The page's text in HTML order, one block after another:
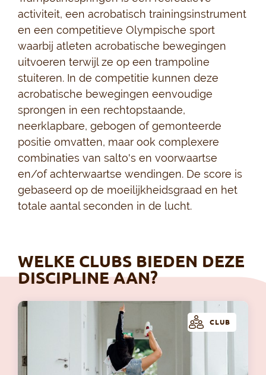
activiteit, een acrobatisch trainingsinstrument
en een competitieve Olympische sport
waarbij atleten acrobatische bewegingen
uitvoeren terwijl ze op een trampoline
stuiteren. In de competitie kunnen deze
acrobatische bewegingen eenvoudige
sprongen in een rechtopstaande,
neerklapbare, gebogen of gemonteerde
positie omvatten, maar ook complexere
combinaties van salto's en voorwaartse
en/of achterwaartse wendingen. De score is
gebaseerd op de moeilijkheidsgraad en het
totale aantal seconden in de lucht.
WELKE CLUBS BIEDEN DEZE
DISCIPLINE AAN?
CLUB